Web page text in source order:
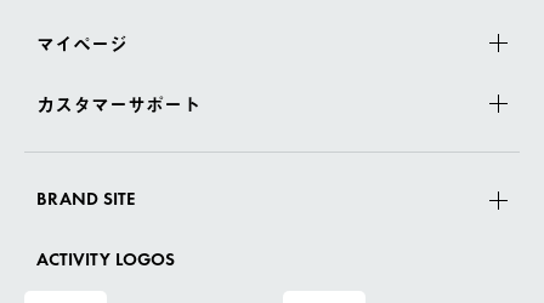
マイページ
カスタマーサポート
BRAND SITE
ACTIVITY LOGOS